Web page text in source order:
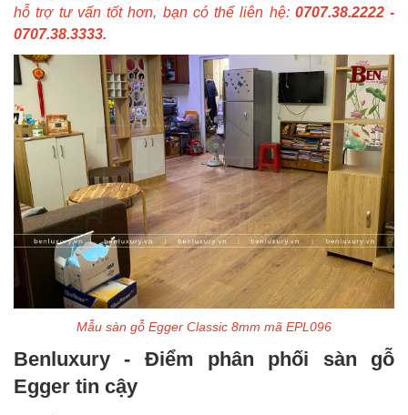
hỗ trợ tư vấn tốt hơn, bạn có thể liên hệ: 0707.38.2222 -
0707.38.3333.
Mẫu sàn gỗ Egger Classic 8mm mã EPL096
Benluxury - Điểm phân phối sàn gỗ
Egger tin cậy